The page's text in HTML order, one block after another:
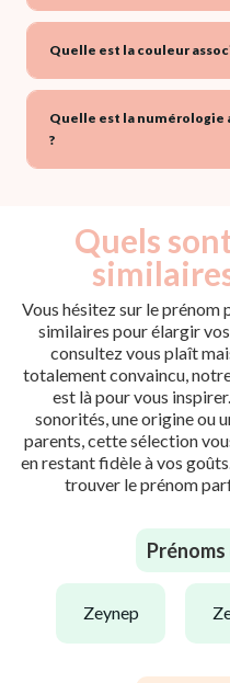
Quelle est la couleur
Quelle est la numérologie
?
Quels
Vous hésitez sur le prénom
similaires pour élargir
consultez vous plaît
totalement convaincu,
est là pour vous
sonorités, une origine ou
parents, cette sélection
en restant fidèle à vos
trouver le prénom
zeynep